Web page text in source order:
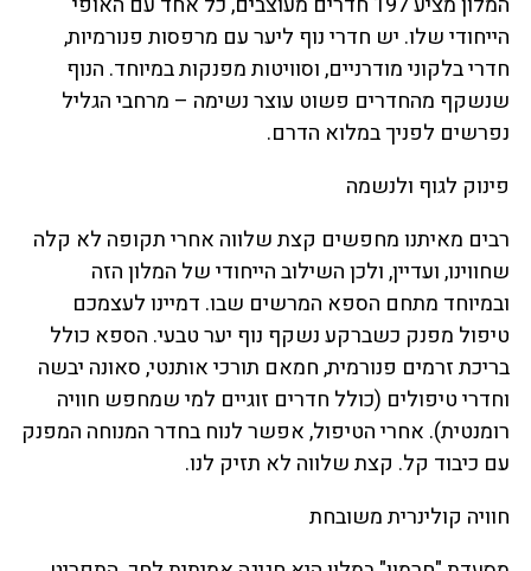
הייחודי שלו. יש חדרי נוף ליער עם מרפסות פנורמיות,
חדרי בלקוני מודרניים, וסוויטות מפנקות במיוחד. הנוף
שנשקף מהחדרים פשוט עוצר נשימה – מרחבי הגליל
נפרשים לפניך במלוא הדרם.
פינוק לגוף ולנשמה
רבים מאיתנו מחפשים קצת שלווה אחרי תקופה לא קלה
שחווינו, ועדיין, ולכן השילוב הייחודי של המלון הזה
ובמיוחד מתחם הספא המרשים שבו. דמיינו לעצמכם
טיפול מפנק כשברקע נשקף נוף יער טבעי. הספא כולל
בריכת זרמים פנורמית, חמאם תורכי אותנטי, סאונה יבשה
וחדרי טיפולים (כולל חדרים זוגיים למי שמחפש חוויה
רומנטית). אחרי הטיפול, אפשר לנוח בחדר המנוחה המפנק
עם כיבוד קל. קצת שלווה לא תזיק לנו.
חוויה קולינרית משובחת